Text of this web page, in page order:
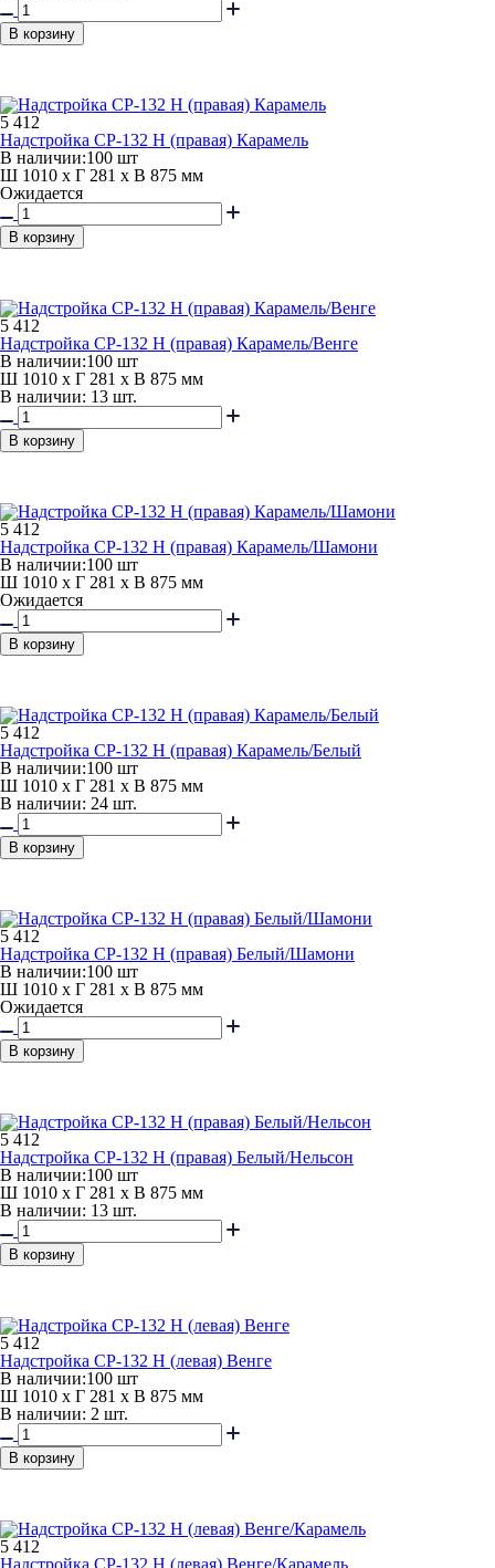
В корзину
5 412
Надстройка СР-132 Н (правая) Карамель
В наличии:100 шт
Ш 1010 x Г 281 x В 875 мм
Ожидается
В корзину
5 412
Надстройка СР-132 Н (правая) Карамель/Венге
В наличии:100 шт
Ш 1010 x Г 281 x В 875 мм
В наличии: 13 шт.
В корзину
5 412
Надстройка СР-132 Н (правая) Карамель/Шамони
В наличии:100 шт
Ш 1010 x Г 281 x В 875 мм
Ожидается
В корзину
5 412
Надстройка СР-132 Н (правая) Карамель/Белый
В наличии:100 шт
Ш 1010 x Г 281 x В 875 мм
В наличии: 24 шт.
В корзину
5 412
Надстройка СР-132 Н (правая) Белый/Шамони
В наличии:100 шт
Ш 1010 x Г 281 x В 875 мм
Ожидается
В корзину
5 412
Надстройка СР-132 Н (правая) Белый/Нельсон
В наличии:100 шт
Ш 1010 x Г 281 x В 875 мм
В наличии: 13 шт.
В корзину
5 412
Надстройка СР-132 Н (левая) Венге
В наличии:100 шт
Ш 1010 x Г 281 x В 875 мм
В наличии: 2 шт.
В корзину
5 412
Надстройка СР-132 Н (левая) Венге/Карамель